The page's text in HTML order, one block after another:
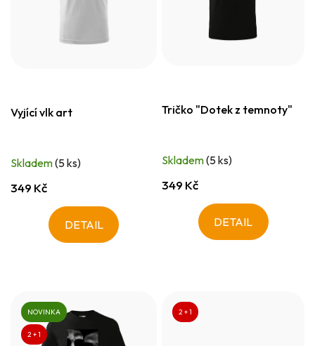
Vyjící vlk art
Skladem(5 ks)
349 Kč
DETAIL
Tričko "Dotek z temnoty"
Skladem(5 ks)
349 Kč
DETAIL
NOVINKA
2 + 1
2 + 1